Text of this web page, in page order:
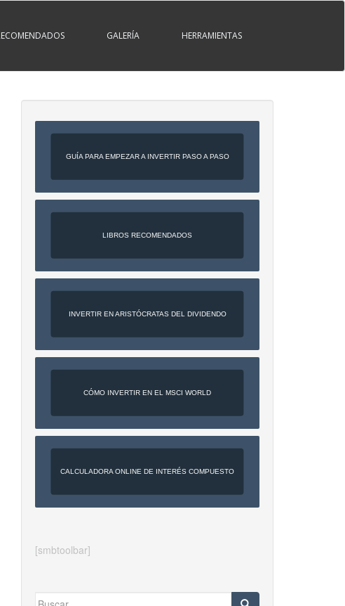
GALERÍA HERRAMIENTAS
GUÍA PARA EMPEZAR A INVERTIR PASO A PASO
LIBROS RECOMENDADOS
INVERTIR EN ARISTÓCRATAS DEL DIVIDENDO
CÓMO INVERTIR EN EL MSCI WORLD
CALCULADORA ONLINE DE INTERÉS COMPUESTO
[smbtoolbar]
Buscar: